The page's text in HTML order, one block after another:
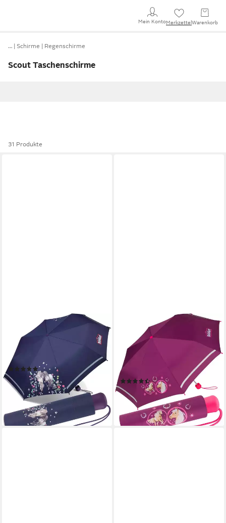
Mein KontoMerkzettel Warenkorb
… Schirme Regenschirme
Scout Taschenschirme
31 Produkte
Taschenregenschirm Mini
Kinderschirm Basic
reflektierend bedruckt, leicht
(3)
19,99 € UVP22,99 €
-13%
lieferbar - in 2-3 Werktagen bei dir
Taschenregenschirm Mini
Kinderschirm reflektierend
bedruckt, extra leicht für
Kinder gemacht
(2)
ab 19,99 € UVP 22,99 €
-13%
lieferbar - in 2-3 Werktagen bei dir